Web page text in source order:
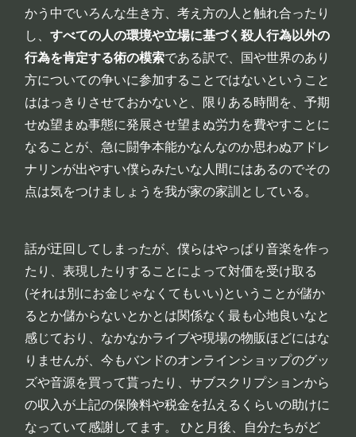
かう中でいろんな生き方、考え方の人と触れ合ったり
し、 すべての人の環境や立場に基づく殺人行為以外の
行為を肯定する術の模索である訳で、国や世界のあり
方についての争いに参加することではないということ
ははっきりさせておかないと、限りある時間を、予期
せぬ望まぬ事態に発展させ望まぬ労力を費やすことに
なることが、急に闘争本能かなんなのか思わぬアドレ
ナリンが出やすい僕らみたいな人間にはあるのでその
点は気をつけましょうを我が家の家訓としている。
話が迂回してしまったが、僕らはやっぱり音楽を作っ
たり、表現したりすることによって対価を受け取る
(それは別にお金じゃなくてもいい)ということが儲か
るとか儲からないとかとは関係なく最も心地良いなと
感じており、なかなかライブや現場の物販ほどにはな
りませんが、今もバンドのオンラインショップのグッ
ズや音源を買って貰ったり、サブスクリプションから
の収入が上記の保険料や税金を払えるくらいの助けに
なっていて感謝してます。 ひと月後、自分たちがど